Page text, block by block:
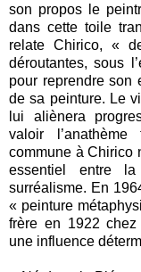
son propos le
dans cette toile
relate Chirico, «
déroutantes, sous
pour reprendre son
de sa peinture. Le
lui aliènera
valoir
commune à Chirico
essentiel entre la
surréalisme. En
« peinture
frère en 1922
une influence